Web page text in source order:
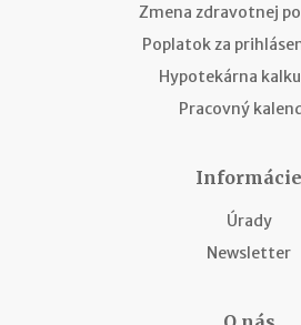
Zmena zdravotnej
Poplatok za
Hypotekárna
Pracovný
Informácie
Úrady
Newsletter